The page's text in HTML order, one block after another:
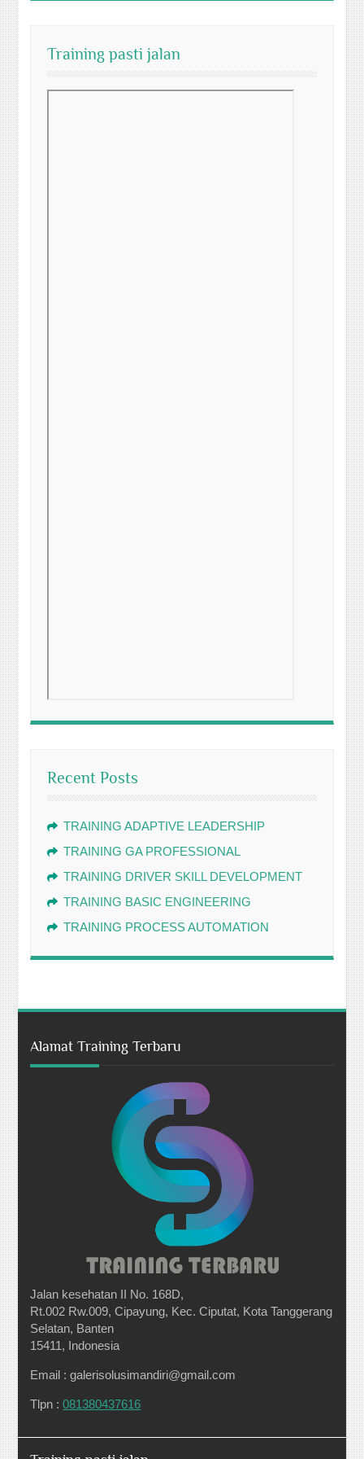
Training pasti jalan
Recent Posts
TRAINING ADAPTIVE LEADERSHIP
TRAINING GA PROFESSIONAL
TRAINING DRIVER SKILL DEVELOPMENT
TRAINING BASIC ENGINEERING
TRAINING PROCESS AUTOMATION
Alamat Training Terbaru
Jalan kesehatan II No. 168D,
Rt.002 Rw.009, Cipayung, Kec. Ciputat, Kota Tanggerang
Selatan, Banten
15411, Indonesia
Email : galerisolusimandiri@gmail.com
Tlpn :081380437616